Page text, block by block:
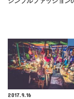
2017.9.16